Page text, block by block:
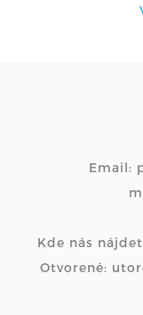
Email:
Kde nás
Otvorené: